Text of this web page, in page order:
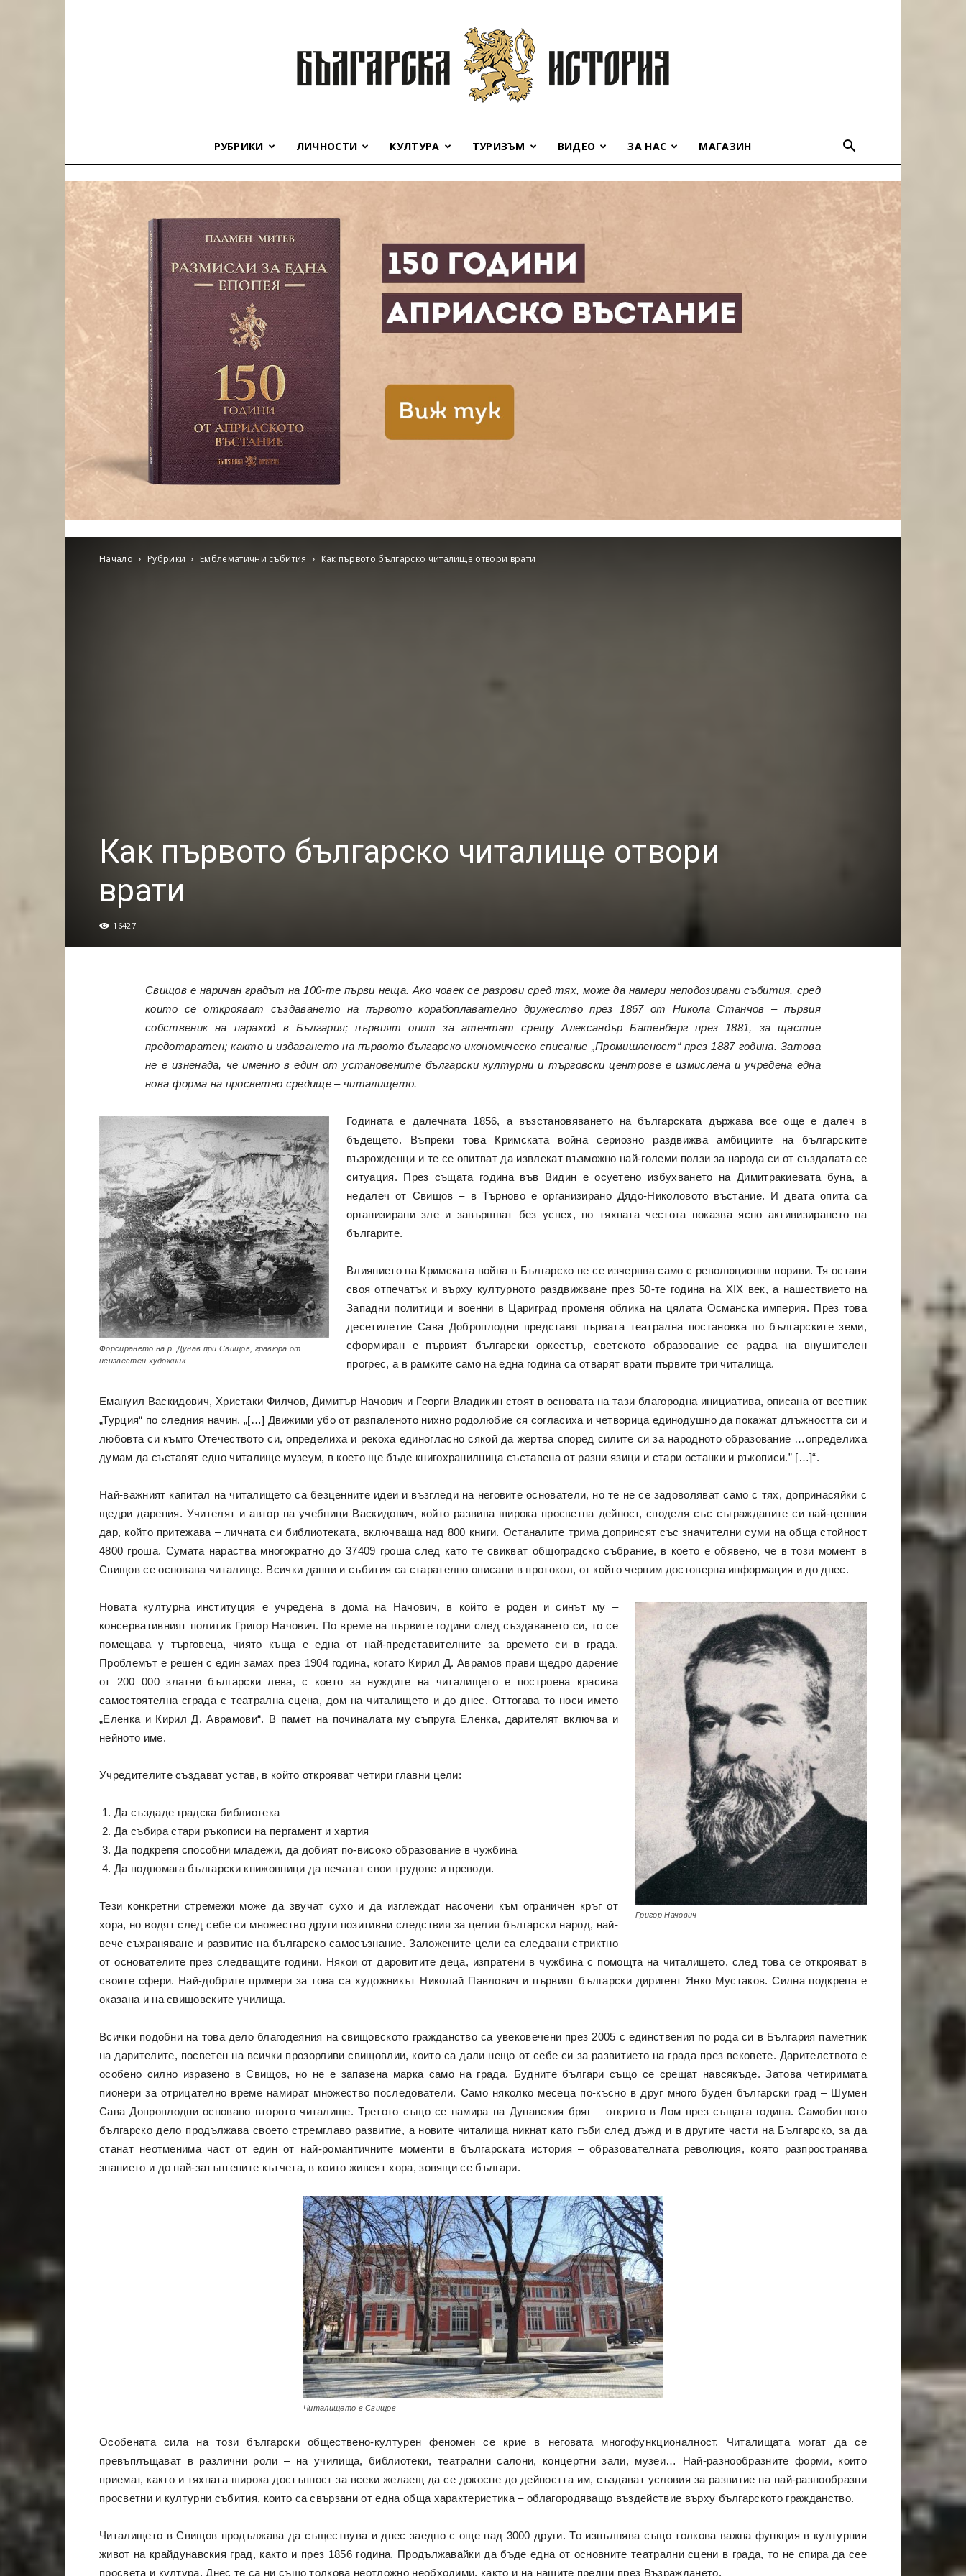
история
РУБРИКИ ЛИЧНОСТИ КУЛТУРА ТУРИЗЪМ ВИДЕО ЗА НАС МАГАЗИН
Начало Рубрики Емблематични събития Как първото българско читалище отвори врати
Как първото българско читалище отвори
врати
16427
Свищов е наричан градът на 100-те първи неща. Ако човек се разрови сред тях, може да намери неподозирани събития, сред
които се открояват създаването на първото корабоплавателно дружество през 1867 от Никола Станчов – първия
собственик на параход в България; първият опит за атентат срещу Александър Батенберг през 1881, за щастие
предотвратен; както и издаването на първото българско икономическо списание „Промишленост“ през 1887 година. Затова
не е изненада, че именно в един от установените български културни и търговски центрове е измислена и учредена една
нова форма на просветно средище – читалището.
Форсирането на р. Дунав при Свищов, гравюра от
неизвестен художник.
Годината е далечната 1856, а възстановяването на българската държава все още е далеч в
бъдещето. Въпреки това Кримската война сериозно раздвижва амбициите на българските
възрожденци и те се опитват да извлекат възможно най-големи ползи за народа си от създалата се
ситуация. През същата година във Видин е осуетено избухването на Димитракиевата буна, а
недалеч от Свищов – в Търново е организирано Дядо-Николовото въстание. И двата опита са
организирани зле и завършват без успех, но тяхната честота показва ясно активизирането на
българите.
Влиянието на Кримската война в Българско не се изчерпва само с революционни пориви. Тя оставя
своя отпечатък и върху културното раздвижване през 50-те година на ХIX век, а нашествието на
Западни политици и военни в Цариград променя облика на цялата Османска империя. През това
десетилетие Сава Доброплодни представя първата театрална постановка по българските земи,
сформиран е първият български оркестър, светското образование се радва на внушителен
прогрес, а в рамките само на една година са отварят врати първите три читалища.
Емануил Васкидович, Христаки Филчов, Димитър Начович и Георги Владикин стоят в основата на тази благородна инициатива, описана от вестник
„Турция“ по следния начин. „[…] Движими убо от разпаленото нихно родолюбие ся согласиха и четворица единодушно да покажат длъжността си и
любовта си къмто Отечеството си, определиха и рекоха единогласно сякой да жертва според силите си за народното образование …определиха
думам да съставят едно читалище музеум, в което ще бъде книгохранилница съставена от разни язици и стари останки и ръкописи.” […]“.
Най-важният капитал на читалището са безценните идеи и възгледи на неговите основатели, но те не се задоволяват само с тях, допринасяйки с
щедри дарения. Учителят и автор на учебници Васкидович, който развива широка просветна дейност, споделя със съгражданите си най-ценния
дар, който притежава – личната си библиотеката, включваща над 800 книги. Останалите трима допринсят със значителни суми на обща стойност
4800 гроша. Сумата нараства многократно до 37409 гроша след като те свикват общоградско събрание, в което е обявено, че в този момент в
Свищов се основава читалище. Всички данни и събития са старателно описани в протокол, от който черпим достоверна информация и до днес.
Григор Начович
Новата културна институция е учредена в дома на Начович, в който е роден и синът му –
консервативният политик Григор Начович. По време на първите години след създаването си, то се
помещава у търговеца, чиято къща е една от най-представителните за времето си в града.
Проблемът е решен с един замах през 1904 година, когато Кирил Д. Аврамов прави щедро дарение
от 200 000 златни български лева, с което за нуждите на читалището е построена красива
самостоятелна сграда с театрална сцена, дом на читалището и до днес. Оттогава то носи името
„Еленка и Кирил Д. Аврамови“. В памет на починалата му съпруга Еленка, дарителят включва и
нейното име.
Учредителите създават устав, в който открояват четири главни цели:
Да създаде градска библиотека
Да събира стари ръкописи на пергамент и хартия
Да подкрепя способни младежи, да добият по-високо образование в чужбина
Да подпомага български книжовници да печатат свои трудове и преводи.
Тези конкретни стремежи може да звучат сухо и да изглеждат насочени към ограничен кръг от
хора, но водят след себе си множество други позитивни следствия за целия български народ, най-
вече съхраняване и развитие на българско самосъзнание. Заложените цели са следвани стриктно
от основателите през следващите години. Някои от даровитите деца, изпратени в чужбина с помощта на читалището, след това се открояват в
своите сфери. Най-добрите примери за това са художникът Николай Павлович и първият български диригент Янко Мустаков. Силна подкрепа е
оказана и на свищовските училища.
Всички подобни на това дело благодеяния на свищовското гражданство са увековечени през 2005 с единствения по рода си в България паметник
на дарителите, посветен на всички прозорливи свищовлии, които са дали нещо от себе си за развитието на града през вековете. Дарителството е
особено силно изразено в Свищов, но не е запазена марка само на града. Будните българи също се срещат навсякъде. Затова четиримата
пионери за отрицателно време намират множество последователи. Само няколко месеца по-късно в друг много буден български град – Шумен
Сава Допроплодни основано второто читалище. Третото също се намира на Дунавския бряг – открито в Лом през същата година. Самобитното
българско дело продължава своето стремглаво развитие, а новите читалища никнат като гъби след дъжд и в другите части на Българско, за да
станат неотменима част от един от най-романтичните моменти в българската история – образователната революция, която разпространява
знанието и до най-затънтените кътчета, в които живеят хора, зовящи се българи.
Читалището в Свищов
Особената сила на този български обществено-културен феномен се крие в неговата многофункционалност. Читалищата могат да се
превъплъщават в различни роли – на училища, библиотеки, театрални салони, концертни зали, музеи… Най-разнообразните форми, които
приемат, както и тяхната широка достъпност за всеки желаещ да се докосне до дейността им, създават условия за развитие на най-разнообразни
просветни и културни събития, които са свързани от една обща характеристика – облагородяващо въздействие върху българското гражданство.
Читалището в Свищов продължава да съществува и днес заедно с още над 3000 други. То изпълнява също толкова важна функция в културния
живот на крайдунавския град, както и през 1856 година. Продължавайки да бъде една от основните театрални сцени в града, то не спира да сее
просвета и култура. Днес те са ни също толкова неотложно необходими, както и на нашите предци през Възраждането.